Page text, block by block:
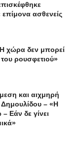
ασθενείς
χώρα δεν μπορεί
ρουσφετιού»
και αιχμηρή
– «Η
Εάν δε γίνει